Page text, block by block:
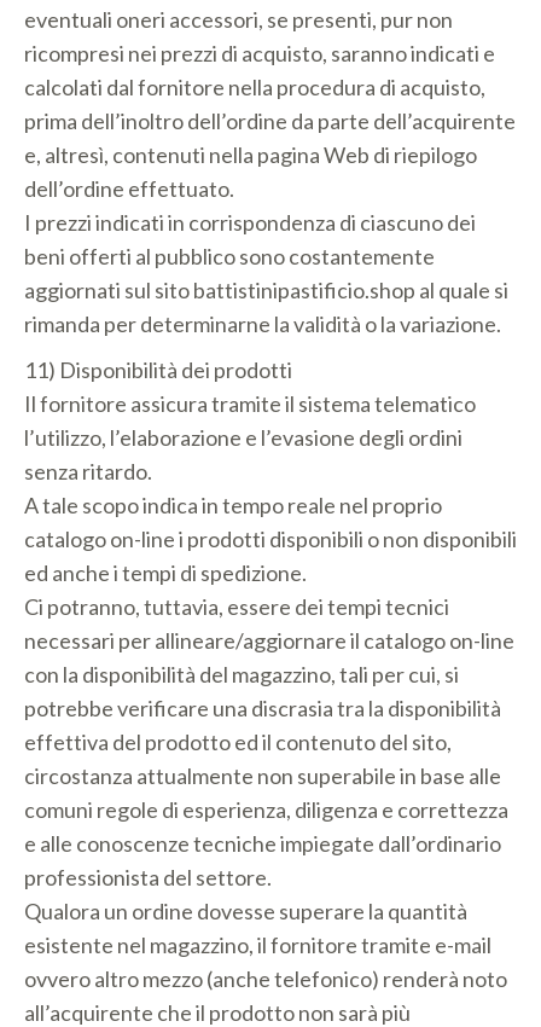
eventuali oneri accessori, se presenti, pur non
ricompresi nei prezzi di acquisto, saranno indicati e
calcolati dal fornitore nella procedura di acquisto,
prima dell’inoltro dell’ordine da parte dell’acquirente
e, altresì, contenuti nella pagina Web di riepilogo
dell’ordine effettuato.
I prezzi indicati in corrispondenza di ciascuno dei
beni offerti al pubblico sono costantemente
aggiornati sul sito battistinipastificio.shop al quale si
rimanda per determinarne la validità o la variazione.
11) Disponibilità dei prodotti
Il fornitore assicura tramite il sistema telematico
l’utilizzo, l’elaborazione e l’evasione degli ordini
senza ritardo.
A tale scopo indica in tempo reale nel proprio
catalogo on-line i prodotti disponibili o non disponibili
ed anche i tempi di spedizione.
Ci potranno, tuttavia, essere dei tempi tecnici
necessari per allineare/aggiornare il catalogo on-line
con la disponibilità del magazzino, tali per cui, si
potrebbe verificare una discrasia tra la disponibilità
effettiva del prodotto ed il contenuto del sito,
circostanza attualmente non superabile in base alle
comuni regole di esperienza, diligenza e correttezza
e alle conoscenze tecniche impiegate dall’ordinario
professionista del settore.
Qualora un ordine dovesse superare la quantità
esistente nel magazzino, il fornitore tramite e-mail
ovvero altro mezzo (anche telefonico) renderà noto
all’acquirente che il prodotto non sarà più